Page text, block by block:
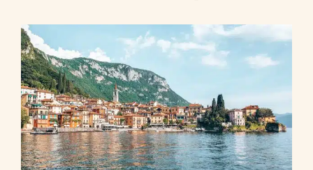
View
Larger
Image